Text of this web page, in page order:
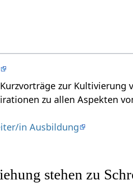
zur Kultivierung
zu allen Aspekten
in Ausbildung
stehen zu